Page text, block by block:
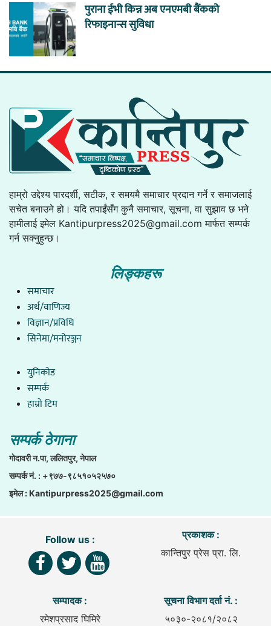
पुराना ईभी किन्न अब एनएमबी बैंकको
रिफाइनान्स सुविधा
हाम्रो उद्देश्य पारदर्शी, सटीक, र समयमै समाचार प्रदान गर्ने र समाजलाई
सचेत बनाउने हो। यदि तपाईंसँग कुनै समाचार, सूचना, वा सुझाव छ भने
हामीलाई इमेल Kantipurpress2025@gmail.com मार्फत सम्पर्क
गर्न सक्नुहुन्छ।
लिङ्कहरू
समाचार
अर्थ/वाणिज्य
विज्ञान/प्रविधि
सिनेमा/मनोरञ्जन
युनिकाेड
सम्पर्क
हाम्राे टिम
सम्पर्क ठेगाना
गाेदावरी न.पा, ललितपुर, नेपाल
सम्पर्क नं. : +९७७-९८५१०५२५७०
इमेल :Kantipurpress2025@gmail.com
Follow us :
प्रकाशक :
कान्तिपुर प्रेस प्रा. लि.
सम्पादक :
रमेशप्रसाद घिमिरे
सूचना विभाग दर्ता नं. :
५०३०-२०८१/२०८२